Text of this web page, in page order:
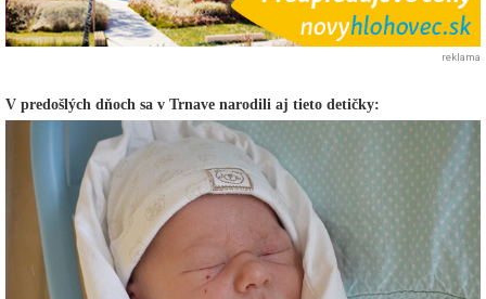
reklama
V predošlých dňoch sa v Trnave narodili aj tieto detičky: